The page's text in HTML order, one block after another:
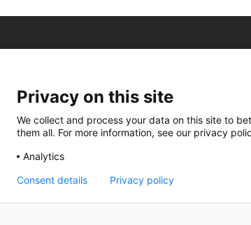
Privacy on this site
We collect and process your data on this site to
them all. For more information, see our privacy
Analytics
Consent details Privacy policy